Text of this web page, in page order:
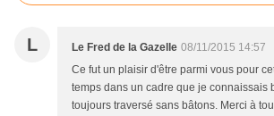
L Le Fred de la Gazelle 08/11/2015 14:57
Ce fut un plaisir d'être parmi vous pour
temps dans un cadre que je connaissais
toujours traversé sans bâtons. Merci à